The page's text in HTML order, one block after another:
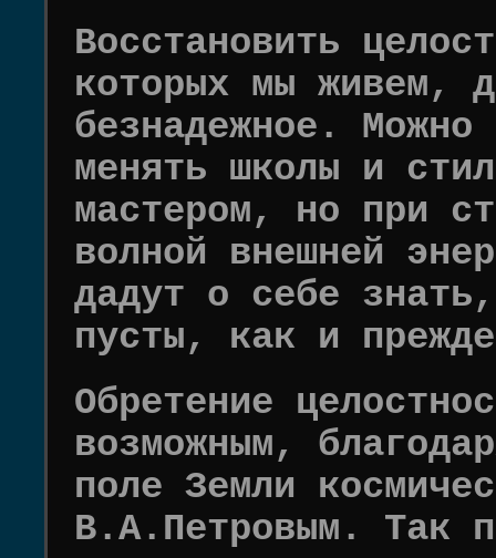
Восстановить
которых мы живем,
безнадежное. Можно
менять школы и
мастером, но при
волной внешней
дадут о себе
пусты, как и
Обретение
возможным,
поле Земли
В.А.Петровым. Так